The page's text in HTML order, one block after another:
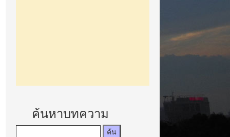
ค้นหาบทความ